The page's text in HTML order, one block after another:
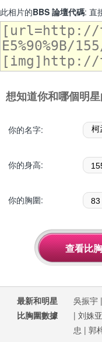
此相片的BBS 論壇代碼: 直
想知道你和哪個明
你的名字:
你的身高:
你的胸圍:
最新和明星
比胸圍數據
吳振宇
| 刘姝亚
忠 | 郭